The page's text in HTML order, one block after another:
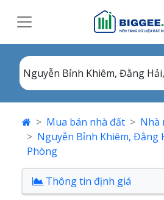
Mua bán nhà đất
Nhà
Nguyễn Bỉnh Khiêm, Đằng
Phòng
Thông tin định giá